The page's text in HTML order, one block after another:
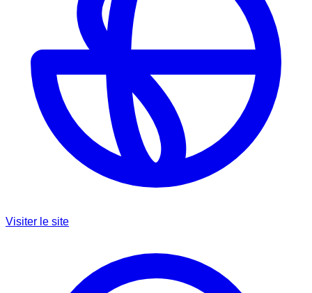
Visiter le site